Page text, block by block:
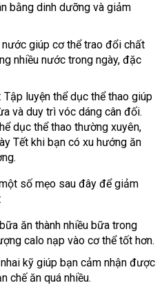
bằng dinh dưỡng và giảm
giúp cơ thể trao đổi chất
nhiều nước trong ngày, đặc
luyện thể dục thể thao giúp
và duy trì vóc dáng cân đối.
dục thể thao thường xuyên,
Tết khi bạn có xu hướng ăn
số mẹo sau đây để giảm
ăn thành nhiều bữa trong
calo nạp vào cơ thể tốt hơn.
kỹ giúp bạn cảm nhận được
chế ăn quá nhiều.